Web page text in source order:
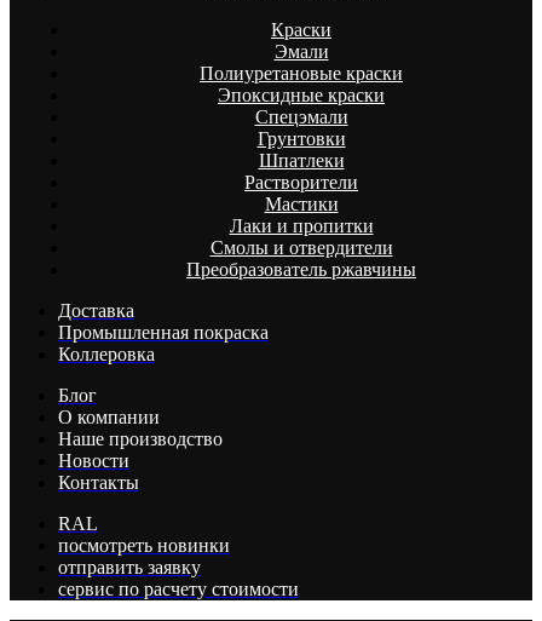
Краски
Эмали
Полиуретановые краски
Эпоксидные краски
Спецэмали
Грунтовки
Шпатлеки
Растворители
Мастики
Лаки и пропитки
Смолы и отвердители
Преобразователь ржавчины
Доставка
Промышленная покраска
Коллеровка
Блог
О компании
Наше производство
Новости
Контакты
RAL
посмотреть новинки
отправить заявку
сервис по расчету стоимости